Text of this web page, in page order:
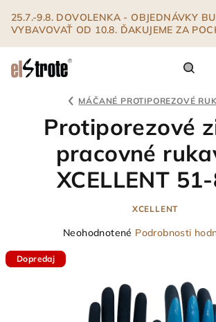
obsah
25.7.-9.8. DOVOLENKA - OBJEDNÁVKY
VYBAVOVAŤ OD 10.8. ĎAKUJEME ZA
MÁČANÉ PROTIPOREZOVÉ
Protiporezové
pracovné
XCELLENT
XCELLENT
Priemerné
produktu
Neohodnotené Podrobnosti
Dopredaj